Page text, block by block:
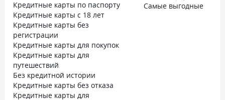
Кредитные карты по паспорту
Кредитные карты с 18 лет
Кредитные карты без
регистрации
Кредитные карты для покупок
Кредитные карты для
путешествий
Без кредитной истории
Кредитные карты без отказа
Кредитные карты для
Самые выгодные